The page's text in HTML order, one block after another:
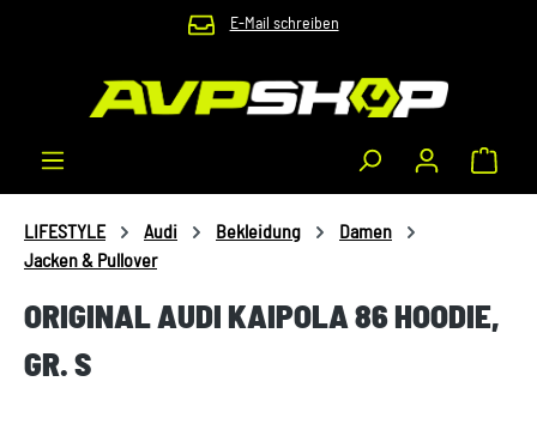
Zum Hauptinhalt springen E-Mail schreiben
LIFESTYLE Audi Bekleidung
Damen
Jacken & Pullover
ORIGINAL AUDI KAIPOLA 86 HOODIE,
GR. S